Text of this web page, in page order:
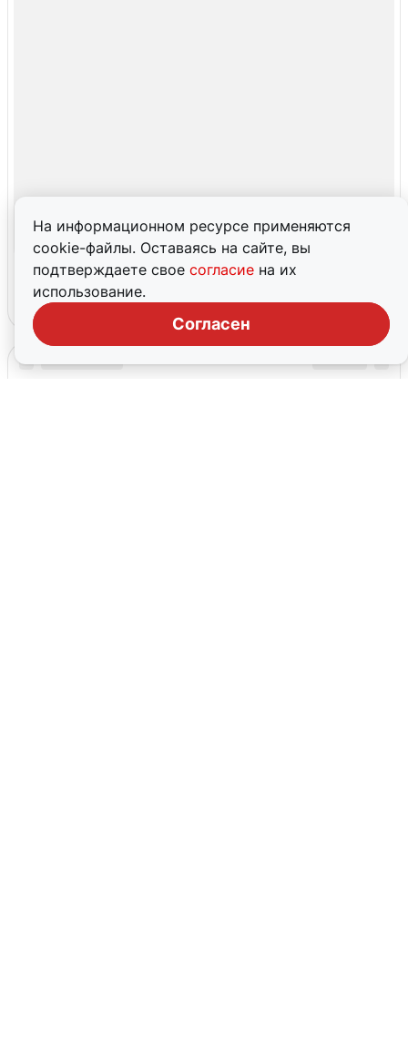
На информационном ресурсе применяются
cookie-файлы. Оставаясь на сайте, вы
подтверждаете свое согласие на их
использование.
Согласен